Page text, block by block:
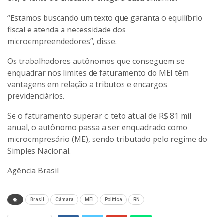
“Estamos buscando um texto que garanta o equilíbrio
fiscal e atenda a necessidade dos
microempreendedores”, disse.
Os trabalhadores autônomos que conseguem se
enquadrar nos limites de faturamento do MEI têm
vantagens em relação a tributos e encargos
previdenciários.
Se o faturamento superar o teto atual de R$ 81 mil
anual, o autônomo passa a ser enquadrado como
microempresário (ME), sendo tributado pelo regime do
Simples Nacional.
Agência Brasil
Brasil Câmara MEI Política RN